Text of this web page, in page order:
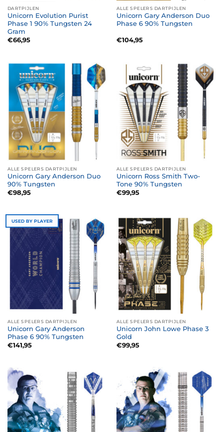
DARTPIJLEN
Unicorn Evolution Purist
Phase 1 90% Tungsten 24
Gram
€66,95
ALLE SPELERS DARTPIJLEN
Unicorn Gary Anderson Duo
Phase 6 90% Tungsten
€104,95
ALLE SPELERS DARTPIJLEN
Unicorn Gary Anderson Duo
90% Tungsten
€98,95
ALLE SPELERS DARTPIJLEN
Unicorn Ross Smith Two-
Tone 90% Tungsten
€99,95
USED BY PLAYER
ALLE SPELERS DARTPIJLEN
Unicorn Gary Anderson
Phase 6 90% Tungsten
€141,95
ALLE SPELERS DARTPIJLEN
Unicorn John Lowe Phase 3
Gold
€99,95